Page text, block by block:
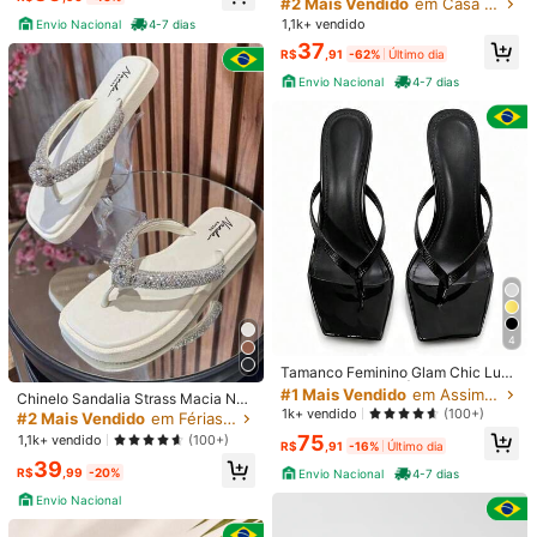
Para denunciar este vendedor e/ou produto
4,00 (1) Ver mais
Pequeno
0%
Tamanho Real
100%
Grande
p***8 Cor: Cinza / Tamanho: CN40
สวย
Útil (0)
Detalhes Do Produto
Tipo de Fechamento: Zíper traseiro
Veja mais
Clientes recorrentes
Envio Nacional
4-7 dias
Chinelo Sandalia Strass Macia Nó
Confortável Qualidade e Conforto E
nvio Imediato
#2 Mais Vendido em Férias Mulheres Plataformas e Sandálias Cunha
1,1k+ vendido (100+)
R$39 ,99 -20%
Envio Nacional
1,1k+ vendido
R$37 ,91 -62% Último dia
Envio Nacional
4-7 dias
4
Tamanco Feminino Glam Chic Luxo
– Salto Médio 7cm | Elegante, Conf
ortável e Versátil
#1 Mais Vendido
Quase esgotado!
#1 Mais Vendido
Quase esgotado!
#1 Mais Vendido
Quase esgotado!
#1 Mais Vendido em Assimétrico Sandálias Femininas
Quase esgotado!
1k+ vendido (100+)
R$75 ,91 -16% Último dia
Envio Nacional
4-7 dias